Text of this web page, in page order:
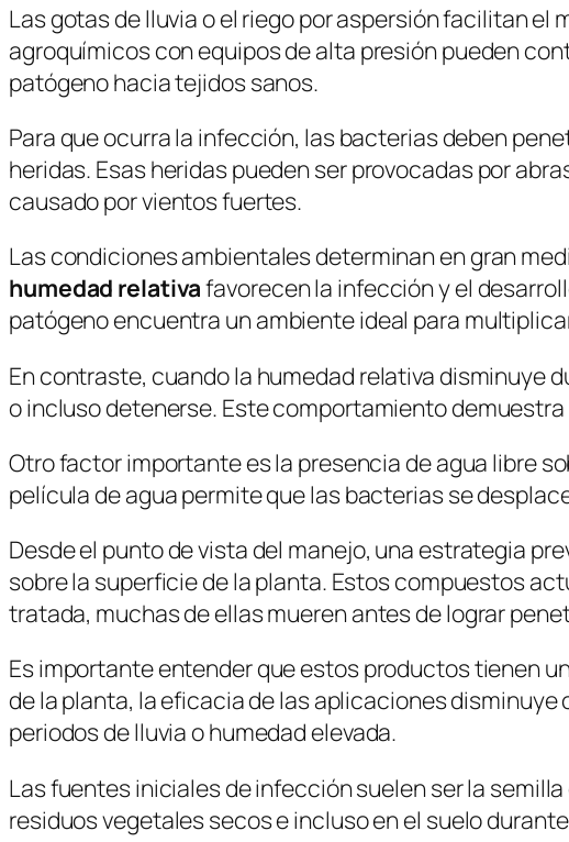
Las gotas de lluvia o el riego por aspersión facilitan
agroquímicos con equipos de alta presión pueden
patógeno hacia tejidos sanos.
Para que ocurra la infección, las bacterias deben
heridas. Esas heridas pueden ser provocadas por
causado por vientos fuertes.
Las condiciones ambientales determinan en gran
humedad relativafavorecen la infección y el
patógeno encuentra un ambiente ideal para
En contraste, cuando la humedad relativa disminuye
o incluso detenerse. Este comportamiento
Otro factor importante es la presencia de agua libre
película de agua permite que las bacterias se
Desde el punto de vista del manejo, una estrategia
sobre la superficie de la planta. Estos compuestos
tratada, muchas de ellas mueren antes de lograr
Es importante entender que estos productos tienen
de la planta, la eficacia de las aplicaciones
periodos de lluvia o humedad elevada.
Las fuentes iniciales de infección suelen ser la
residuos vegetales secos e incluso en el suelo